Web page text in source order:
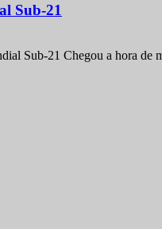
Sub-21
Sub-21 Chegou a hora